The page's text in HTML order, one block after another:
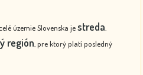
územie Slovenska jestreda
región , pre ktorý platí posledný